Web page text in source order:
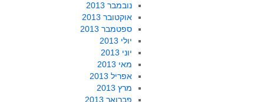
נובמבר 2013
אוקטובר 2013
ספטמבר 2013
יולי 2013
יוני 2013
מאי 2013
אפריל 2013
מרץ 2013
פברואר 2013